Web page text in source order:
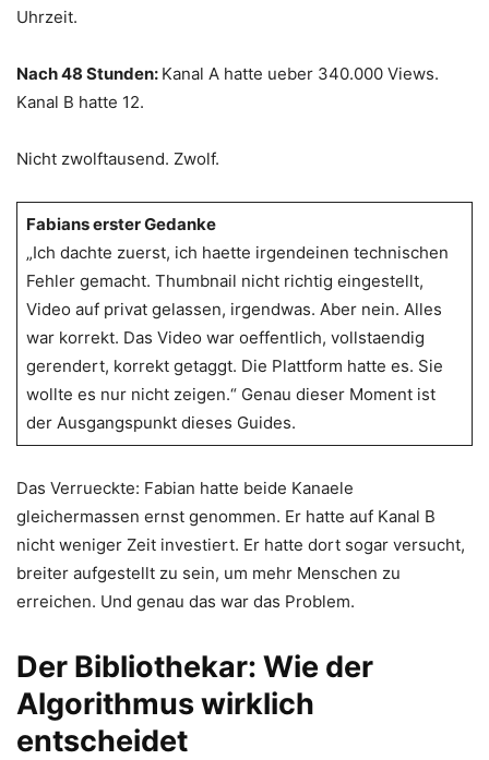
Uhrzeit.
Nach 48 Stunden: Kanal A hatte ueber 340.000 Views.
Kanal B hatte 12.
Nicht zwolftausend. Zwolf.
Fabians erster Gedanke
„Ich dachte zuerst, ich haette irgendeinen technischen
Fehler gemacht. Thumbnail nicht richtig eingestellt,
Video auf privat gelassen, irgendwas. Aber nein. Alles
war korrekt. Das Video war oeffentlich, vollstaendig
gerendert, korrekt getaggt. Die Plattform hatte es. Sie
wollte es nur nicht zeigen.“ Genau dieser Moment ist
der Ausgangspunkt dieses Guides.
Das Verrueckte: Fabian hatte beide Kanaele
gleichermassen ernst genommen. Er hatte auf Kanal B
nicht weniger Zeit investiert. Er hatte dort sogar versucht,
breiter aufgestellt zu sein, um mehr Menschen zu
erreichen. Und genau das war das Problem.
Der Bibliothekar: Wie der
Algorithmus wirklich
entscheidet